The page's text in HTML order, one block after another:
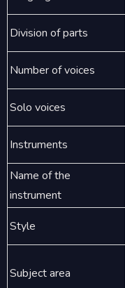
Division of parts
Number of voices
Solo voices
Instruments
Name of the
instrument
Style
Subject area